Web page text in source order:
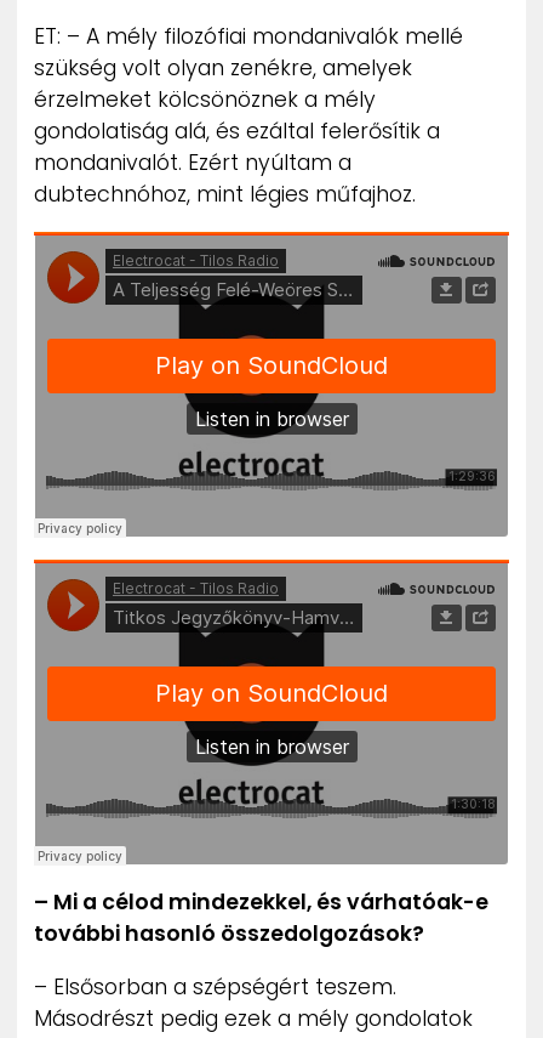
ET: – A mély filozófiai mondanivalók mellé
szükség volt olyan zenékre, amelyek
érzelmeket kölcsönöznek a mély
gondolatiság alá, és ezáltal felerősítik a
mondanivalót. Ezért nyúltam a
dubtechnóhoz, mint légies műfajhoz.
– Mi a célod mindezekkel, és várhatóak-e
további hasonló összedolgozások?
– Elsősorban a szépségért teszem.
Másodrészt pedig ezek a mély gondolatok